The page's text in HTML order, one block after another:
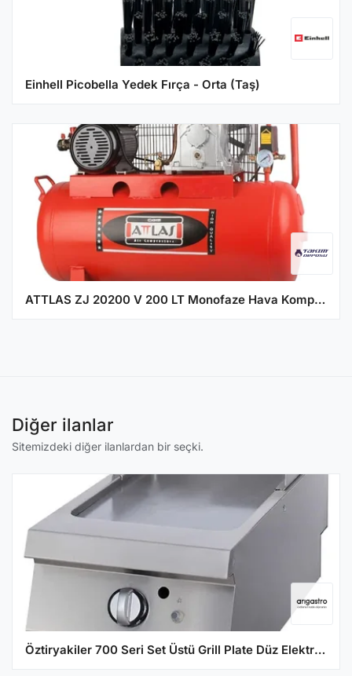
Einhell Picobella Yedek Fırça - Orta (Taş)
ATTLAS ZJ 20200 V 200 LT Monofaze Hava Kompresörü
Diğer ilanlar
Sitemizdeki diğer ilanlardan bir seçki.
Öztiryakiler 700 Seri Set Üstü Grill Plate Düz Elektrikli 40*70*30